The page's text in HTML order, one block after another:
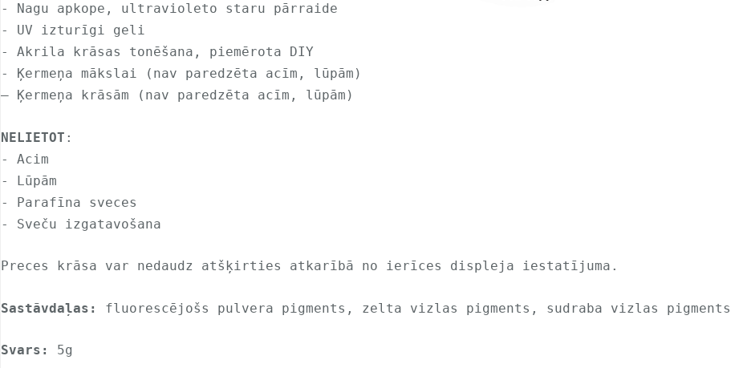
- Nagu apkope, ultravioleto staru pārraide
- UV izturīgi geli
- Akrila krāsas tonēšana, piemērota DIY
- Ķermeņa mākslai (nav paredzēta acīm, lūpām)
– Ķermeņa krāsām (nav paredzēta acīm, lūpām)
NELIETOT :
- Acim
- Lūpām
- Parafīna sveces
- Sveču izgatavošana
Preces krāsa var nedaudz atšķirties atkarībā no ierīces displeja iestatījuma.
Sastāvdaļas: fluorescējošs pulvera pigments, zelta vizlas pigments, sudraba vizlas pigments
Svars: 5g